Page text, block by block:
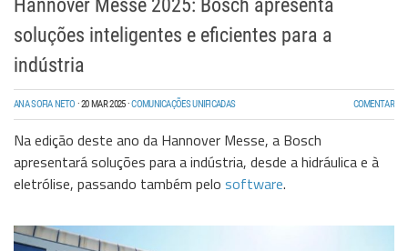
Networking
Segurança
High Tech
I&D
Opinião
Storage
Hannover Messe 2025: Bosch apresenta
soluções inteligentes e eficientes para a
indústria
ANA SOFIA NETO ·20 MAR 2025·COMUNICAÇÕES UNIFICADAS COMENTAR
Na edição deste ano da Hannover Messe, a Bosch
apresentará soluções para a indústria, desde a hidráulica e à
eletrólise, passando também pelo software.